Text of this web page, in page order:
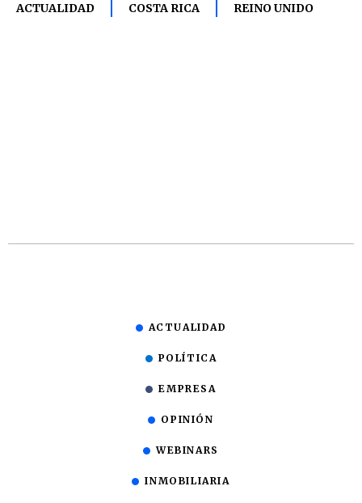
ACTUALIDAD
COSTA RICA REINO UNIDO
ACTUALIDAD
POLÍTICA
EMPRESA
OPINIÓN
WEBINARS
INMOBILIARIA